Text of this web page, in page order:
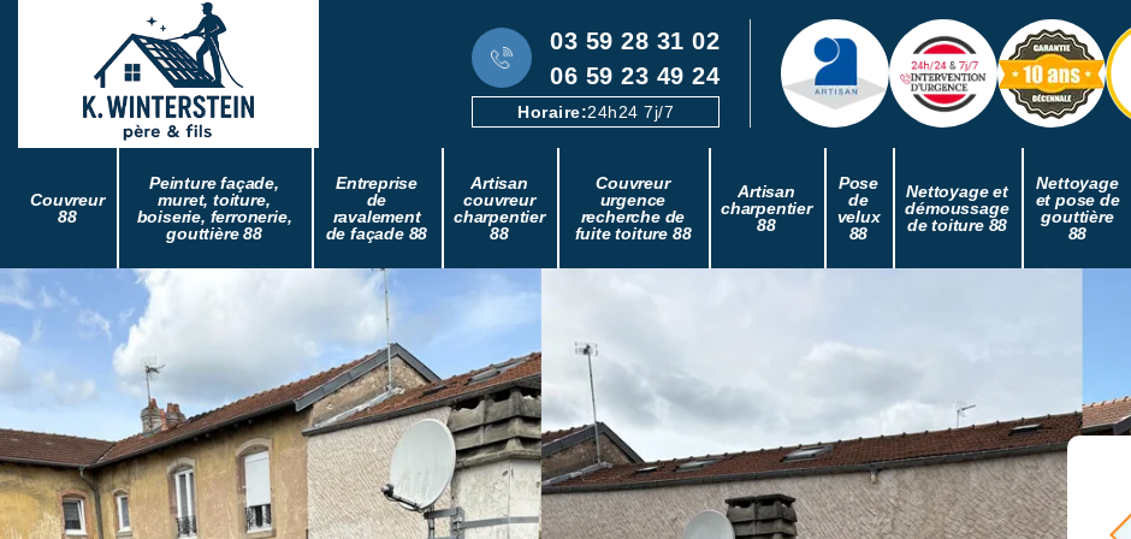
03 59 28 31 02
06 59 23 49 24
Horaire:24h24 7j/7
Couvreur
88
Peinture façade,
muret, toiture,
boiserie, ferronerie,
gouttière 88
Entreprise
de
ravalement
de façade 88
Artisan
couvreur
charpentier
88
Couvreur
urgence
recherche de
fuite toiture 88
Artisan
charpentier
88
Pose
de
velux
88
Nettoyage et
démoussage
de toiture 88
Nettoyage
et pose de
gouttière
88